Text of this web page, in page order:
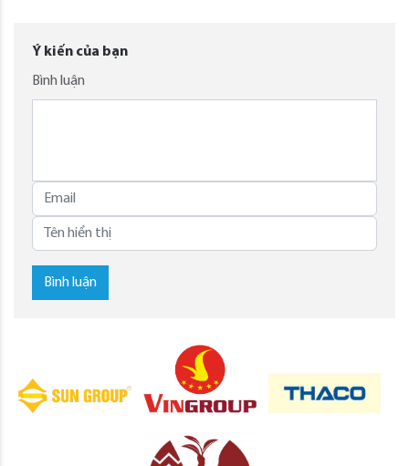
Ý kiến của bạn
Bình luận
Bình luận